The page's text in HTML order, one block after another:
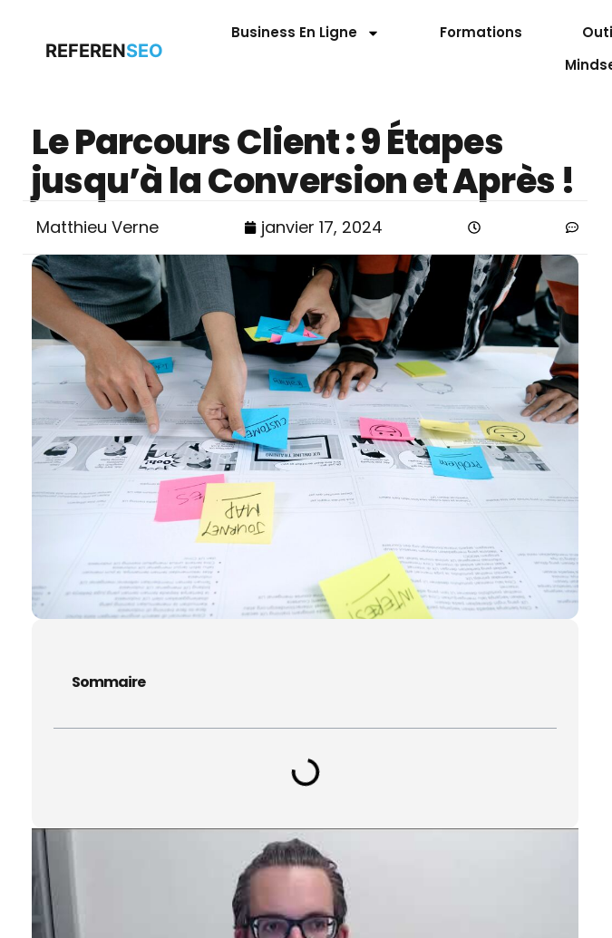
REFERENSEO
Business En Ligne Formations
Le Parcours Client : 9 Étapes
jusqu’à la Conversion et Après !
Matthieu Verne janvier 17, 2024
Sommaire